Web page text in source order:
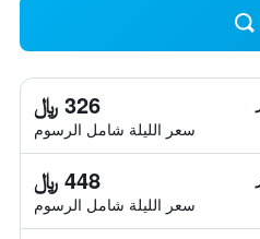
326 ﷼
سعر الليلة شامل الرسوم
448 ﷼
سعر الليلة شامل الرسوم